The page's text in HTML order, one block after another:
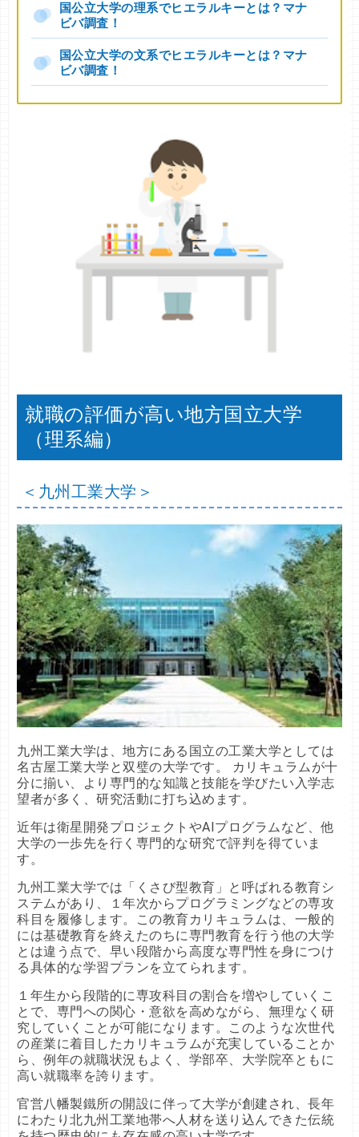
国公立大学の理系でヒエラルキーとは？マナ
ビバ調査！
国公立大学の文系でヒエラルキーとは？マナ
ビバ調査！
就職の評価が高い地方国立大学
（理系編）
＜九州工業大学＞
九州工業大学は、地方にある国立の工業大学としては
名古屋工業大学と双璧の大学です。 カリキュラムが十
分に揃い、より専門的な知識と技能を学びたい入学志
望者が多く、研究活動に打ち込めます。
近年は衛星開発プロジェクトやAIプログラムなど、他
大学の一歩先を行く専門的な研究で評判を得ていま
す。
九州工業大学では「くさび型教育」と呼ばれる教育シ
ステムがあり、１年次からプログラミングなどの専攻
科目を履修します。この教育カリキュラムは、一般的
には基礎教育を終えたのちに専門教育を行う他の大学
とは違う点で、早い段階から高度な専門性を身につけ
る具体的な学習プランを立てられます。
１年生から段階的に専攻科目の割合を増やしていくこ
とで、専門への関心・意欲を高めながら、無理なく研
究していくことが可能になります。このような次世代
の産業に着目したカリキュラムが充実していることか
ら、例年の就職状況もよく、学部卒、大学院卒ともに
高い就職率を誇ります。
官営八幡製鐵所の開設に伴って大学が創建され、長年
にわたり北九州工業地帯へ人材を送り込んできた伝統